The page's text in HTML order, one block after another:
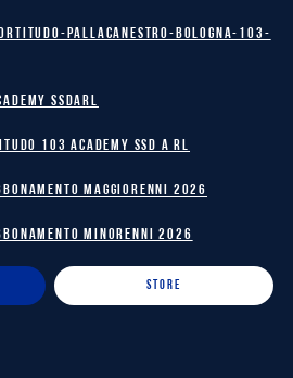
Pallacanestro-Bologna-103-
SSDARL
103 Academy SSD A RL
MAGGIORENNI 2026
MINORENNI 2026
STORE